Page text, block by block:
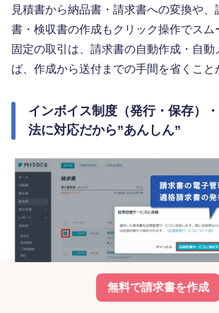
無料で請求書を作成
見積書から納品書・請求書への変換や、
書・検収書の作成もクリック操作でスム
固定の取引は、請求書の自動作成・自動
ば、作成から送付までの手間を省くこと
インボイス制度（発行・保存）
法に対応だから”あんしん”